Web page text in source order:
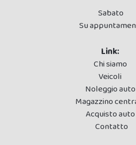
Sabato
Su
Link:
Chi siamo
Veicoli
Noleggio auto
Magazzino
Acquisto auto
Contatto